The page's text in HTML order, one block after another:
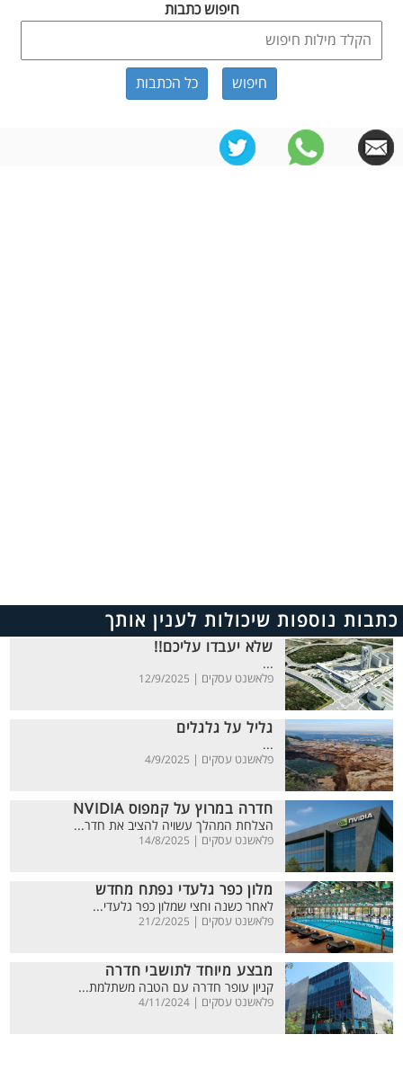
חיפוש כתבות
כל הכתבות
כתבות נוספות שיכולות לענין אותך
שלא יעבדו עליכם!!
...
פלאשנט עסקים | 12/9/2025
גליל על גלגלים
...
פלאשנט עסקים | 4/9/2025
חדרה במרוץ על קמפוס NVIDIA
הצלחת המהלך עשויה להציב את חדר...
פלאשנט עסקים | 14/8/2025
מלון כפר גלעדי נפתח מחדש
לאחר כשנה וחצי שמלון כפר גלעדי...
פלאשנט עסקים | 21/2/2025
מבצע מיוחד לתושבי חדרה
קניון עופר חדרה עם הטבה משתלמת...
פלאשנט עסקים | 4/11/2024